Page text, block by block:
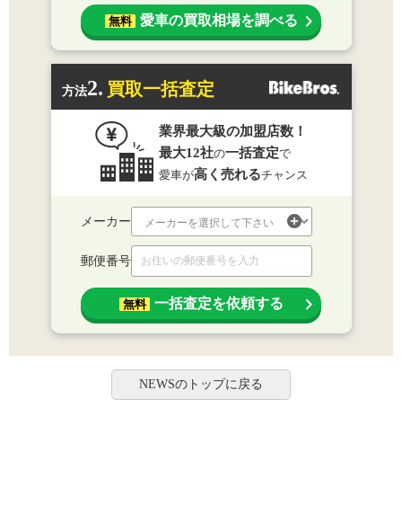
無料 愛車の買取相場を調べる
方法2. 買取一括査定
業界最大級の加盟店数！
最大12社の一括査定で
愛車が高く売れるチャンス
メーカー
郵便番号
無料 一括査定を依頼する
NEWSのトップに戻る